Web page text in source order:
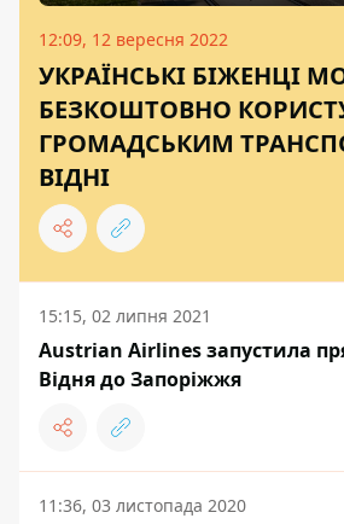
12:09, 12 вересня 2022
УКРАЇНСЬКІ БІЖЕНЦІ
БЕЗКОШТОВНО
ГРОМАДСЬКИМ
ВІДНІ
15:15, 02 липня 2021
Austrian Airlines запустила
Відня до Запоріжжя
11:36, 03 листопада 2020